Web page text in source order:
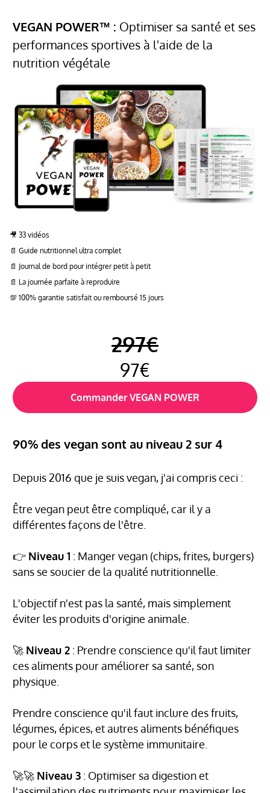
VEGAN POWER™ : Optimiser sa santé et ses
performances sportives à l'aide de la
nutrition végétale
🎥 33 vidéos
📄 Guide nutritionnel ultra complet
📄 Journal de bord pour intégrer petit à petit
📄 La journée parfaite à reproduire
💯 100% garantie satisfait ou remboursé 15 jours
297€
97€
Commander VEGAN POWER
90% des vegan sont au niveau 2 sur 4
Depuis 2016 que je suis vegan, j'ai compris ceci :
Être vegan peut être compliqué, car il y a
différentes façons de l'être.
👉 Niveau 1 : Manger vegan (chips, frites, burgers)
sans se soucier de la qualité nutritionnelle.
L'objectif n'est pas la santé, mais simplement
éviter les produits d'origine animale.
🚀 Niveau 2 : Prendre conscience qu'il faut limiter
ces aliments pour améliorer sa santé, son
physique.
Prendre conscience qu'il faut inclure des fruits,
légumes, épices, et autres aliments bénéfiques
pour le corps et le système immunitaire.
🚀🚀 Niveau 3 : Optimiser sa digestion et